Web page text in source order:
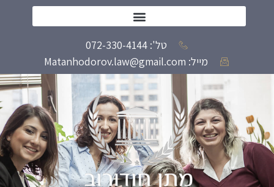
טל': 072-330-4144
מייל: Matanhodorov.law@gmail.com